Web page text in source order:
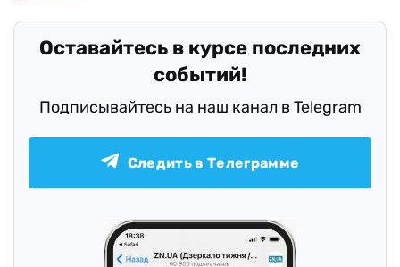
Оставайтесь в курсе последних
событий!
Подписывайтесь на наш канал в Telegram
Следить в Телеграмме